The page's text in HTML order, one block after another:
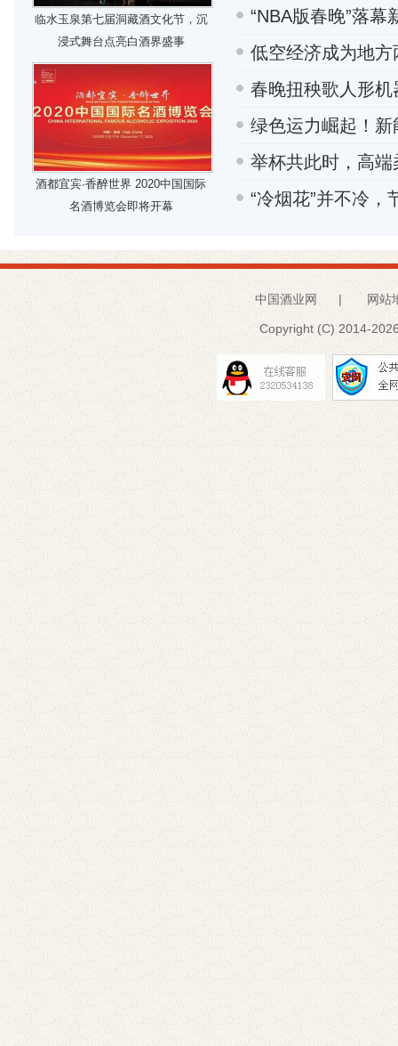
临水玉泉第七届洞藏酒文化节，沉
浸式舞台点亮白酒界盛事
酒都宜宾·香醉世界 2020中国国际
名酒博览会即将开幕
“NBA版春晚”落
低空经济成为地
春晚扭秧歌人形
绿色运力崛起！
举杯共此时，高
“冷烟花”并不冷
中国酒业网 | 网站
Copyright (C) 2014-